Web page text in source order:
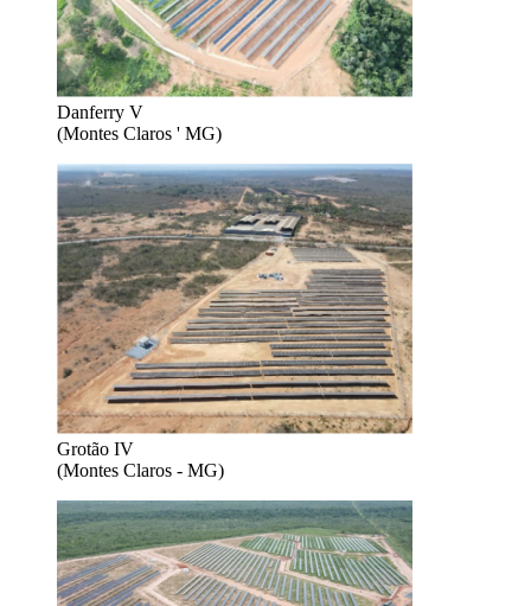
Danferry V
(Montes Claros ' MG)
Grotão IV
(Montes Claros - MG)